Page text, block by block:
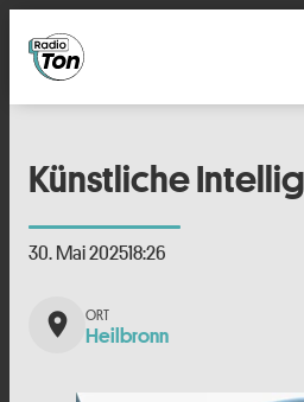
Künstliche
30. Mai 202518:26
place Heilbronn